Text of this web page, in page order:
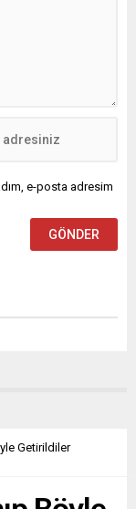
e-posta adresim
Getirildiler